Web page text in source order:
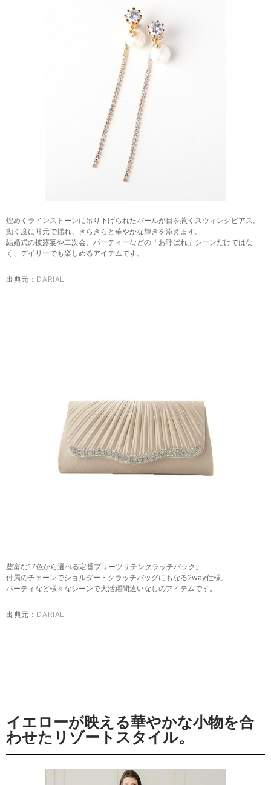
煌めくラインストーンに吊り下げられたパールが目を惹くスウィングピアス。
動く度に耳元で揺れ、きらきらと華やかな輝きを添えます。
結婚式の披露宴や二次会、パーティーなどの「お呼ばれ」シーンだけではな
く、デイリーでも楽しめるアイテムです。
出典元： DARIAL
豊富な17色から選べる定番プリーツサテンクラッチバック。
付属のチェーンでショルダー・クラッチバッグにもなる2way仕様。
パーティなど様々なシーンで大活躍間違いなしのアイテムです。
出典元： DARIAL
イエローが映える華やかな小物を合
わせたリゾートスタイル。